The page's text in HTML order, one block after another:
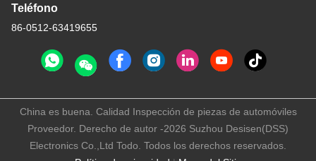
Teléfono
86-0512-63419655
China es buena. Calidad Inspección de piezas de automóviles
Proveedor. Derecho de autor -2026 Suzhou Desisen(DSS)
Electronics Co.,Ltd Todo. Todos los derechos reservados.